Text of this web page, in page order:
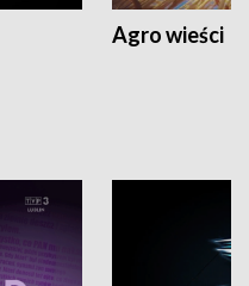
Agro wieści